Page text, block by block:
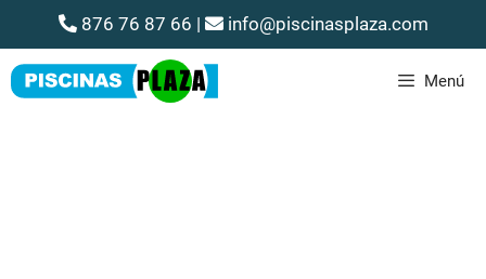
876 76 87 66 | info@piscinasplaza.com
Menú